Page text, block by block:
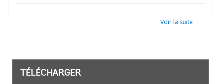
Voir la suite
TÉLÉCHARGER